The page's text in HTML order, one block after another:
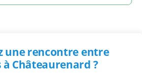
une rencontre entre
Châteaurenard ?